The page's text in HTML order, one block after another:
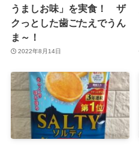
うましお味」を実食！ ザ
クっとした歯ごたえでうん
ま～！
2022年8月14日